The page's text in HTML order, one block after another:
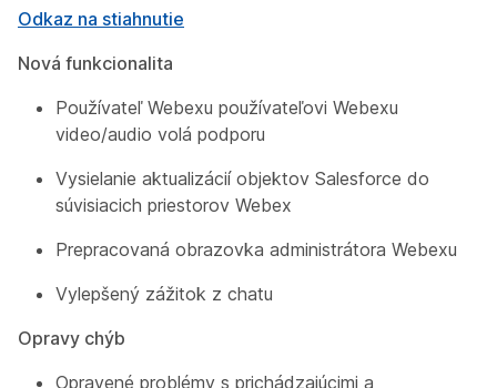
Odkaz na stiahnutie
Nová funkcionalita
Používateľ Webexu používateľovi Webexu
video/audio volá podporu
Vysielanie aktualizácií objektov Salesforce do
súvisiacich priestorov Webex
Prepracovaná obrazovka administrátora Webexu
Vylepšený zážitok z chatu
Opravy chýb
Opravené problémy s prichádzajúcimi a